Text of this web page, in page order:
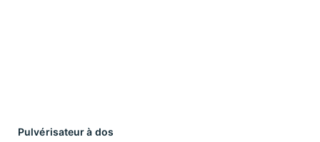
Pulvérisateur à dos